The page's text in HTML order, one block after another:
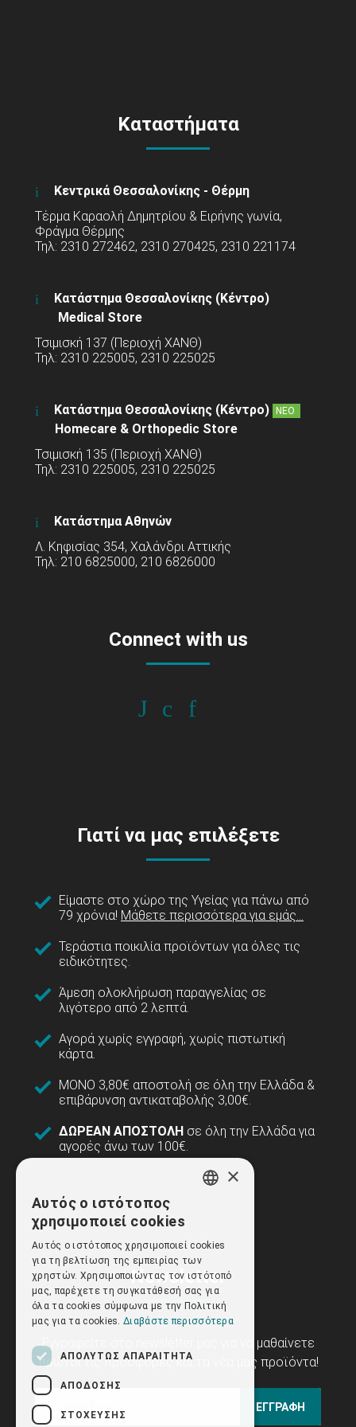
Καταστήματα
Κεντρικά Θεσσαλονίκης - Θέρμη
Τέρμα Καραολή Δημητρίου & Ειρήνης γωνία,
Φράγμα Θέρμης
Τηλ: 2310 272462, 2310 270425, 2310 221174
Κατάστημα Θεσσαλονίκης (Κέντρο)
Medical Store
Τσιμισκή 137 (Περιοχή ΧΑΝΘ)
Τηλ: 2310 225005, 2310 225025
Κατάστημα Θεσσαλονίκης (Κέντρο) ΝΕΟ
Homecare & Orthopedic Store
Τσιμισκή 135 (Περιοχή ΧΑΝΘ)
Τηλ: 2310 225005, 2310 225025
Κατάστημα Αθηνών
Λ. Κηφισίας 354, Χαλάνδρι Αττικής
Τηλ: 210 6825000, 210 6826000
Connect with us
Γιατί να μας επιλέξετε
Είμαστε στο χώρο της Υγείας για πάνω από
79 χρόνια! Μάθετε περισσότερα για εμάς...
Τεράστια ποικιλία προϊόντων για όλες τις
ειδικότητες.
Άμεση ολοκλήρωση παραγγελίας σε
λιγότερο από 2 λεπτά.
Αγορά χωρίς εγγραφή, χωρίς πιστωτική
κάρτα.
ΜΟΝΟ 3,80€ αποστολή σε όλη την Ελλάδα &
επιβάρυνση αντικαταβολής 3,00€.
ΔΩΡΕΑΝ ΑΠΟΣΤΟΛΗ σε όλη την Ελλάδα για
αγορές άνω των 100€.
Newsletter
Εγγραφείτε στο newsletter μας για να μαθαίνετε
πρώτοι τις προσφορές και τα νέα μας προϊόντα!
ΕΓΓΡΑΦΗ
×
Αυτός ο ιστότοπος
χρησιμοποιεί cookies
Αυτός ο ιστότοπος χρησιμοποιεί cookies
για τη βελτίωση της εμπειρίας των
χρηστών. Χρησιμοποιώντας τον ιστότοπό
μας, παρέχετε τη συγκατάθεσή σας για
όλα τα cookies σύμφωνα με την Πολιτική
μας για τα cookies. Διαβάστε περισσότερα
ΑΠΟΛΎΤΩΣ ΑΠΑΡΑΊΤΗΤΑ
ΑΠΌΔΟΣΗΣ
ΣΤΌΧΕΥΣΗΣ